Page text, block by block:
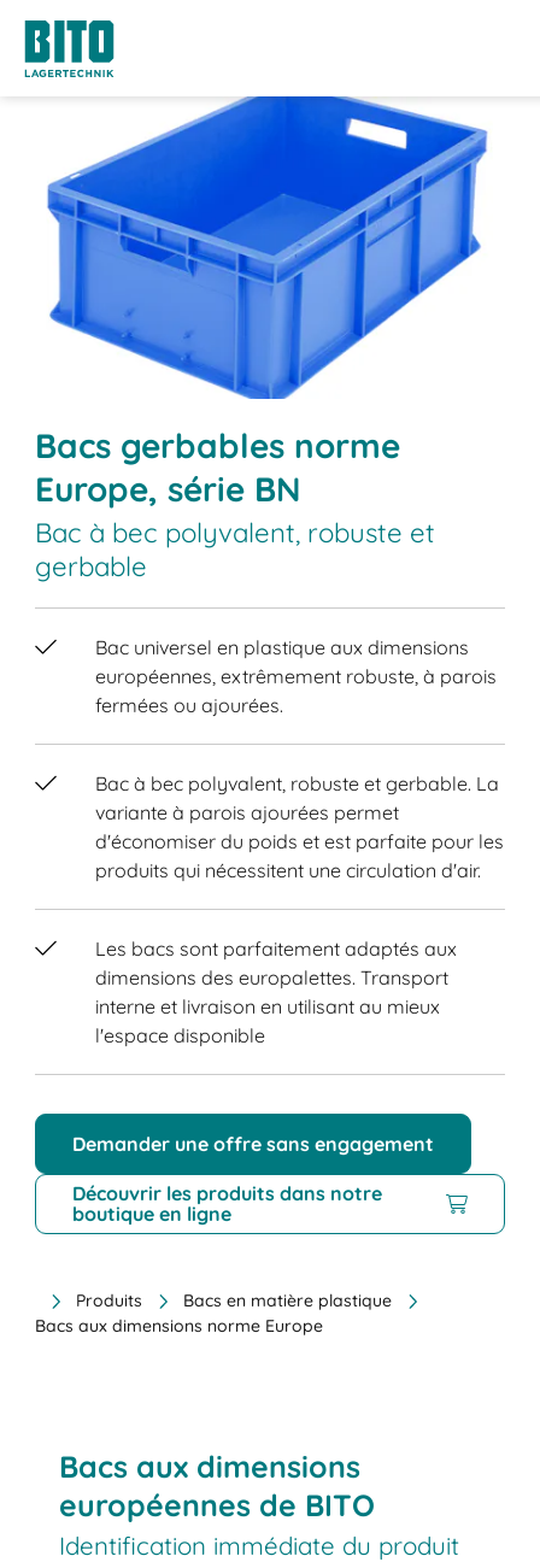
Bacs gerbables norme
Europe, série BN
Bac à bec polyvalent, robuste et
gerbable
Bac universel en plastique aux dimensions
européennes, extrêmement robuste, à parois
fermées ou ajourées.
Bac à bec polyvalent, robuste et gerbable. La
variante à parois ajourées permet
d'économiser du poids et est parfaite pour les
produits qui nécessitent une circulation d'air.
Les bacs sont parfaitement adaptés aux
dimensions des europalettes. Transport
interne et livraison en utilisant au mieux
l'espace disponible
Demander une offre sans engagement
Découvrir les produits dans notre
boutique en ligne
Produits
Bacs en matière plastique
Bacs aux dimensions norme Europe
Bacs aux dimensions
européennes de BITO
Identification immédiate du produit